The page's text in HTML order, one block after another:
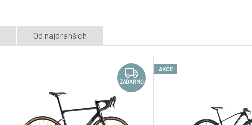
Od najdrahších
ZADARMO
AKCE